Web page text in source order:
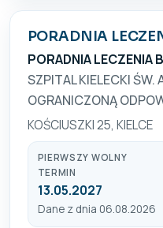
PORADNIA
PORADNIA LECZENIA
SZPITAL KIELECKI ŚW.
OGRANICZONĄ
KOŚCIUSZKI 25, KIELCE
PIERWSZY WOLNY
TERMIN
13.05.2027
Dane z dnia 06.08.2026